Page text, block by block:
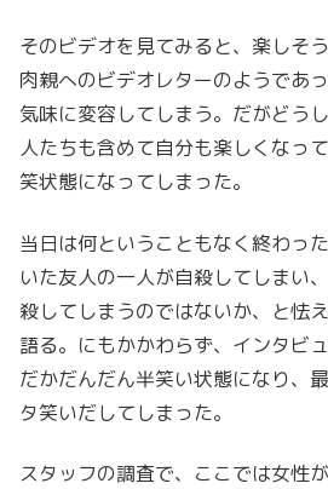
そのビデオを見てみると、楽しそ
肉親へのビデオレターのようであ
気味に変容してしまう。だがどう
人たちも含めて自分も楽しくなっ
笑状態になってしまった。
当日は何ということもなく終わっ
いた友人の一人が自殺してしまい
殺してしまうのではないか、と怯
語る。にもかかわらず、インタビ
だかだんだん半笑い状態になり、
タ笑いだしてしまった。
スタッフの調査で、ここでは女性